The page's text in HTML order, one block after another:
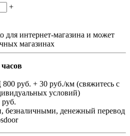
+
для интернет-магазина и может
магазинах
руб. + 30 руб./км (свяжитесь с
условий)
руб.
безналичными, денежный перевод